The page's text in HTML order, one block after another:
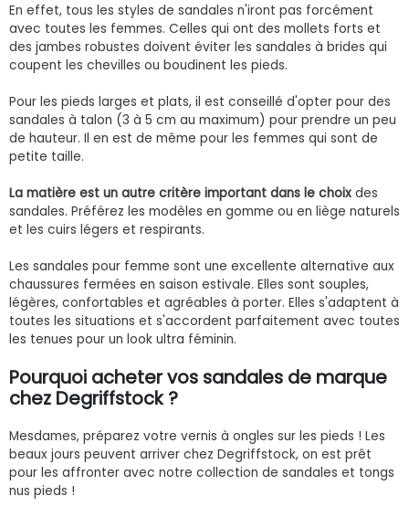
En effet, tous les styles de sandales n'iront pas forcément
avec toutes les femmes. Celles qui ont des mollets forts et
des jambes robustes doivent éviter les sandales à brides qui
coupent les chevilles ou boudinent les pieds.
Pour les pieds larges et plats, il est conseillé d'opter pour des
sandales à talon (3 à 5 cm au maximum) pour prendre un peu
de hauteur. Il en est de même pour les femmes qui sont de
petite taille.
La matière est un autre critère important dans le choix des
sandales. Préférez les modèles en gomme ou en liège naturels
et les cuirs légers et respirants.
Les sandales pour femme sont une excellente alternative aux
chaussures fermées en saison estivale. Elles sont souples,
légères, confortables et agréables à porter. Elles s'adaptent à
toutes les situations et s'accordent parfaitement avec toutes
les tenues pour un look ultra féminin.
Pourquoi acheter vos sandales de marque
chez Degriffstock ?
Mesdames, préparez votre vernis à ongles sur les pieds ! Les
beaux jours peuvent arriver chez Degriffstock, on est prêt
pour les affronter avec notre collection de sandales et tongs
nus pieds !